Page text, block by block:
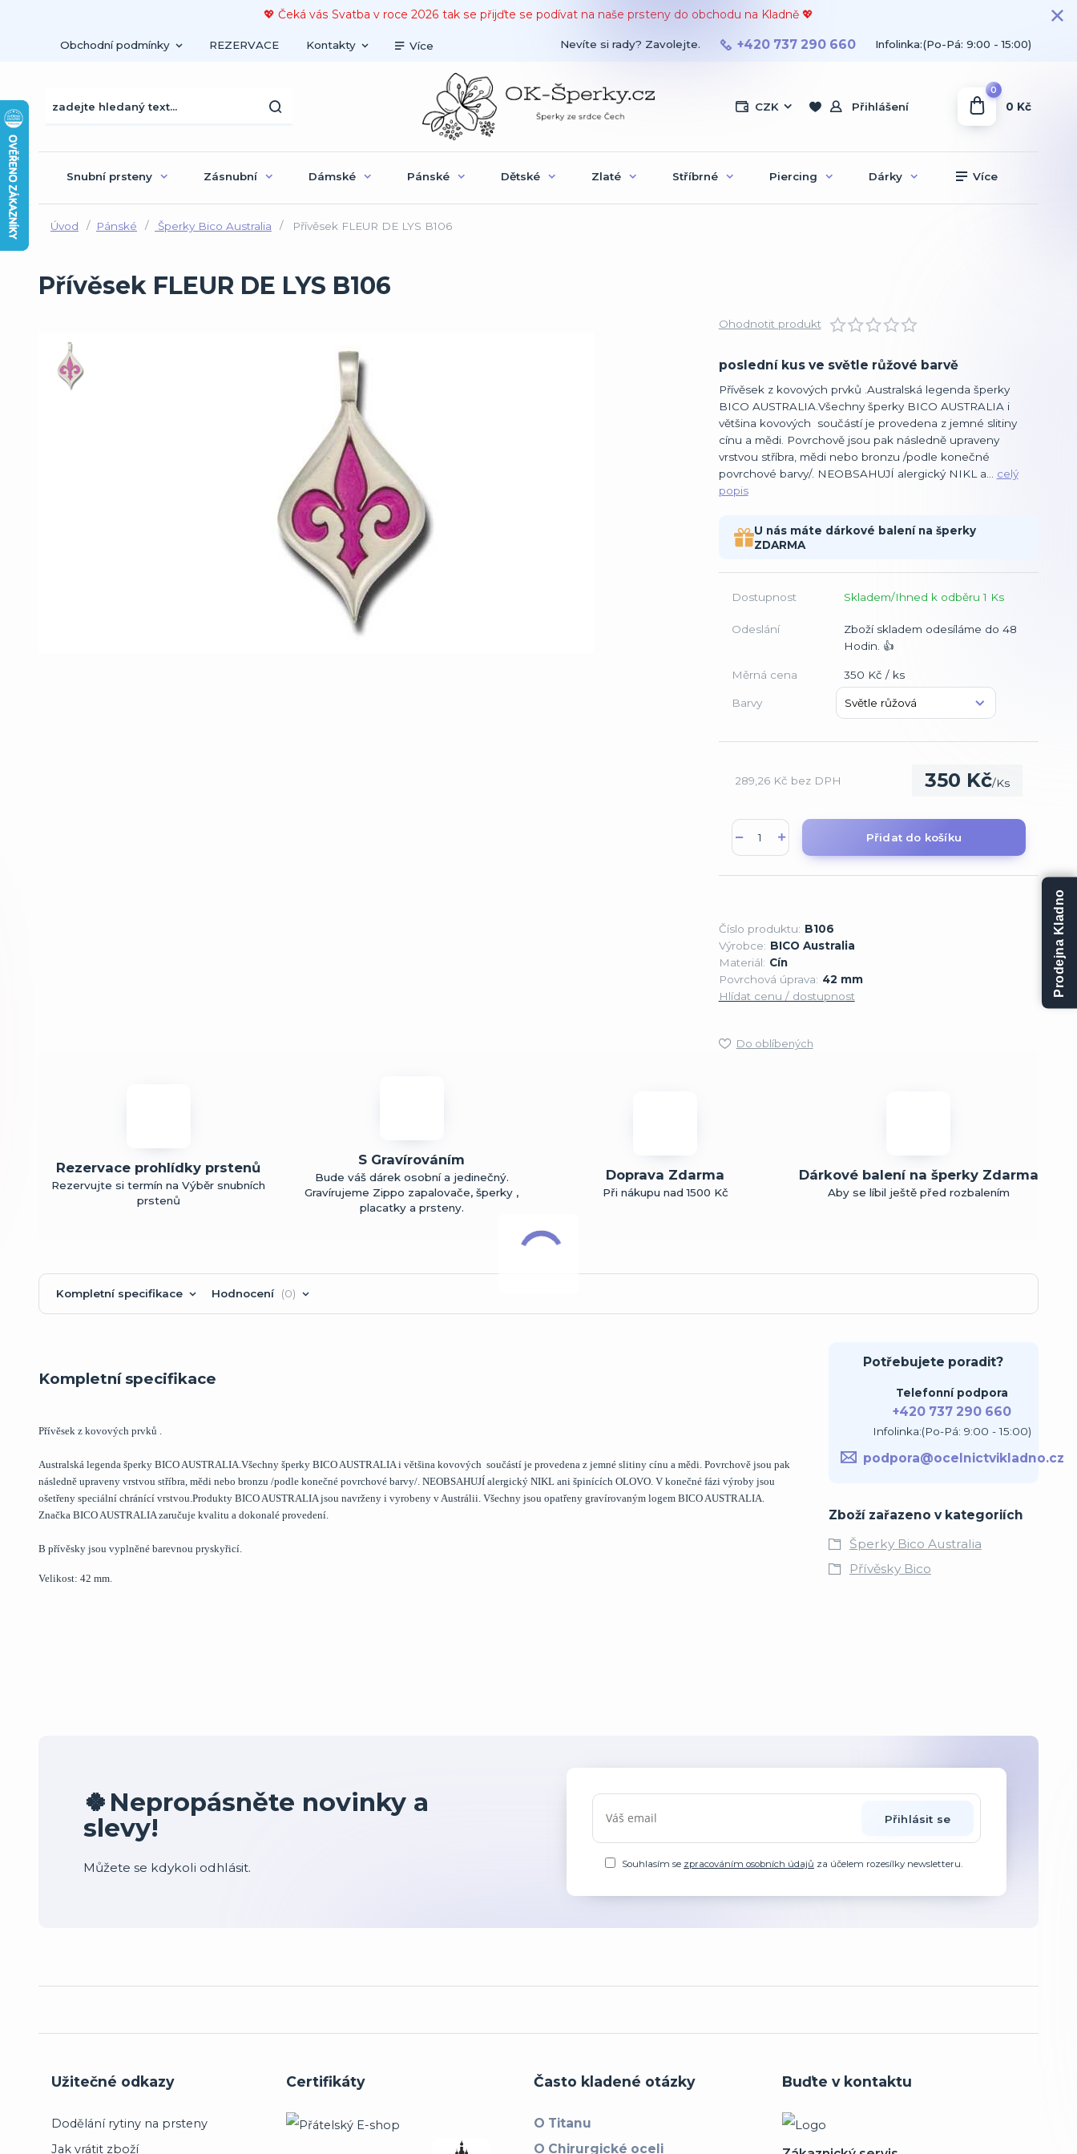
💖 Čeká vás Svatba v roce 2026 tak se přijďte se podívat na naše prsteny do obchodu na Kladně 💖
Obchodní podmínky REZERVACE Kontakty Více
CZK Přihlášení
Nevíte si rady? Zavolejte. +420 737 290 660 Infolinka:(Po-Pá: 9:00 - 15:00)
0
0 Kč
Snubní prsteny Zásnubní Dámské Pánské Dětské Zlaté Stříbrné Piercing Dárky Více
Úvod Pánské Šperky Bico Australia Přívěsek FLEUR DE LYS B106
Přívěsek FLEUR DE LYS B106
Ohodnotit produkt
poslední kus ve světle růžové barvě
Přívěsek z kovových prvků .Australská legenda šperky
BICO AUSTRALIA.Všechny šperky BICO AUSTRALIA i
většina kovových součástí je provedena z jemné slitiny
cínu a mědi. Povrchově jsou pak následně upraveny
vrstvou stříbra, mědi nebo bronzu /podle konečné
povrchové barvy/. NEOBSAHUJÍ alergický NIKL a... celý
popis
U nás máte dárkové balení na šperky
ZDARMA
Dostupnost Skladem/Ihned k odběru 1 Ks
Odeslání
Zboží skladem odesíláme do 48
Hodin. 👍
Měrná cena 350 Kč / ks
Barvy
350 Kč/Ks
289,26 Kč bez DPH
Přidat do košíku
Číslo produktu: B106
Výrobce: BICO Australia
Materiál: Cín
Povrchová úprava: 42 mm
Hlídat cenu / dostupnost
Do oblíbených
Rezervace prohlídky prstenů
Rezervujte si termín na Výběr snubních
prstenů
S Gravírováním
Bude váš dárek osobní a jedinečný.
Gravírujeme Zippo zapalovače, šperky ,
placatky a prsteny.
Doprava Zdarma
Při nákupu nad 1500 Kč
Dárkové balení na šperky Zdarma
Aby se líbil ještě před rozbalením
Kompletní specifikace Hodnocení 0
Kompletní specifikace
Přívěsek z kovových prvků .
Australská legenda šperky BICO AUSTRALIA.Všechny šperky BICO AUSTRALIA i většina kovových součástí je provedena z jemné slitiny cínu a mědi. Povrchově jsou pak
následně upraveny vrstvou stříbra, mědi nebo bronzu /podle konečné povrchové barvy/. NEOBSAHUJÍ alergický NIKL ani špinících OLOVO. V konečné fázi výroby jsou
ošetřeny speciální chránící vrstvou.Produkty BICO AUSTRALIA jsou navrženy i vyrobeny v Austrálii. Všechny jsou opatřeny gravírovaným logem BICO AUSTRALIA.
Značka BICO AUSTRALIA zaručuje kvalitu a dokonalé provedení.
B přívěsky jsou vyplněné barevnou pryskyřicí.
Velikost: 42 mm.
Potřebujete poradit?
Telefonní podpora
+420 737 290 660
Infolinka:(Po-Pá: 9:00 - 15:00)
podpora@ocelnictvikladno.cz
Zboží zařazeno v kategoriích
Šperky Bico Australia
Přívěsky Bico
🍀Nepropásněte novinky a
slevy!
Můžete se kdykoli odhlásit.
Přihlásit se
Souhlasím se zpracováním osobních údajů za účelem rozesílky newsletteru.
Prodejna Kladno
Užitečné odkazy
Dodělání rytiny na prsteny
Jak vrátit zboží
Certifikáty Často kladené otázky
O Titanu
O Chirurgické oceli
Buďte v kontaktu